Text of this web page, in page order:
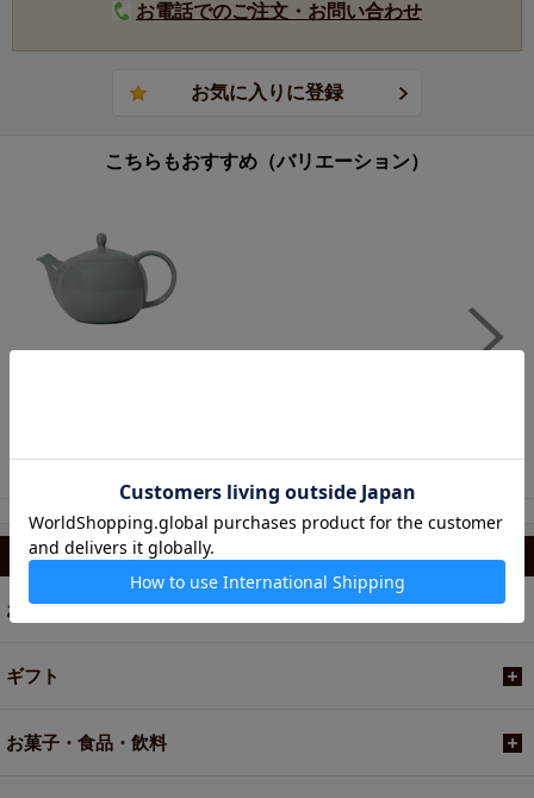
お電話でのご注文・お問い合わせ
こちらもおすすめ（バリエーション）
カテゴリから選ぶ
お茶
ギフト
お菓子・食品・飲料